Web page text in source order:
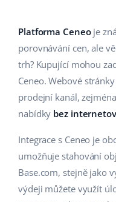
Správa přepravy
Base Connect
AI pro e-commerce
Base Analytics
Domov a zahrada
Výrobky pro děti
Elektronika
Automobilové díly
Supermarket
Zdraví a krása
Podpora
Akademie
Kalendář webinářů a
Služby
Čeština
english (GB)
english (IN)
čeština
deutsch
Ελληνικά
Platforma Ceneoje
porovnávání cen, ale
trh? Kupující mohou
Ceneo. Webové
prodejní kanál,
nabídky bez
Integrace s Ceneo je
umožňuje stahování
Base.com, stejně jako
výdeji můžete využít